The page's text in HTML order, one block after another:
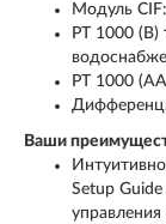
Модуль
PT 1000 (B)
PT 1000
Ваши
Setup
управления